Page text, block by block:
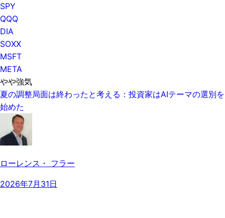
SPY
QQQ
DIA
SOXX
MSFT
META
やや強気
夏の調整局面は終わったと考える：投資家はAIテーマの選別を
始めた
ローレンス・ フラー
2026年7月31日